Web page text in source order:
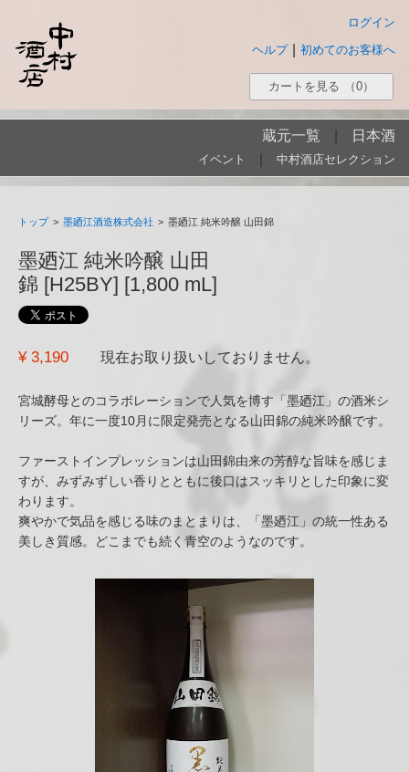
ログイン
初めてのお客様へ
ヘルプ
カートを見る （0）
蔵元一覧 日本酒
イベント 中村酒店セレクション
トップ > 墨廼江酒造株式会社 > 墨廼江 純米吟醸 山田錦
墨廼江 純米吟醸 山田
錦 [H25BY] [1,800 mL]
¥ 3,190 現在お取り扱いしておりません。
宮城酵母とのコラボレーションで人気を博す「墨廼江」の酒米シ
リーズ。年に一度10月に限定発売となる山田錦の純米吟醸です。
ファーストインプレッションは山田錦由来の芳醇な旨味を感じま
すが、みずみずしい香りとともに後口はスッキリとした印象に変
わります。
爽やかで気品を感じる味のまとまりは、「墨廼江」の統一性ある
美しき質感。どこまでも続く青空のようなのです。